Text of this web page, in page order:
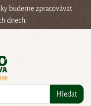
budeme zpracovávat
dnech.
Hledat